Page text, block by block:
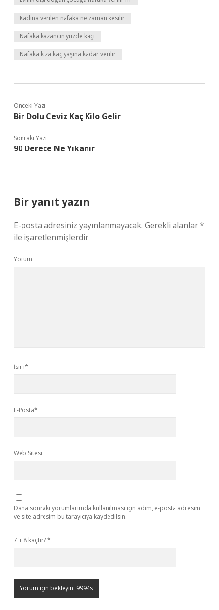
Kadına verilen nafaka ne zaman kesilir
Nafaka kazancın yüzde kaçı
Nafaka kıza kaç yaşına kadar verilir
Önceki Yazı
Bir Dolu Ceviz Kaç Kilo Gelir
Sonraki Yazı
90 Derece Ne Yıkanır
Bir yanıt yazın
E-posta adresiniz yayınlanmayacak. Gerekli alanlar*
ile işaretlenmişlerdir
Yorum
İsim*
E-Posta*
Web Sitesi
Daha sonraki yorumlarımda kullanılması için adım, e-posta adresim
ve site adresim bu tarayıcıya kaydedilsin.
7 + 8 kaçtır?*